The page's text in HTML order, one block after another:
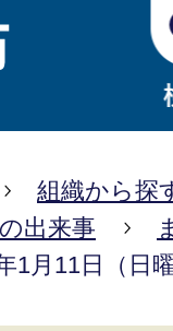
組織から探
出来事
月11日（日